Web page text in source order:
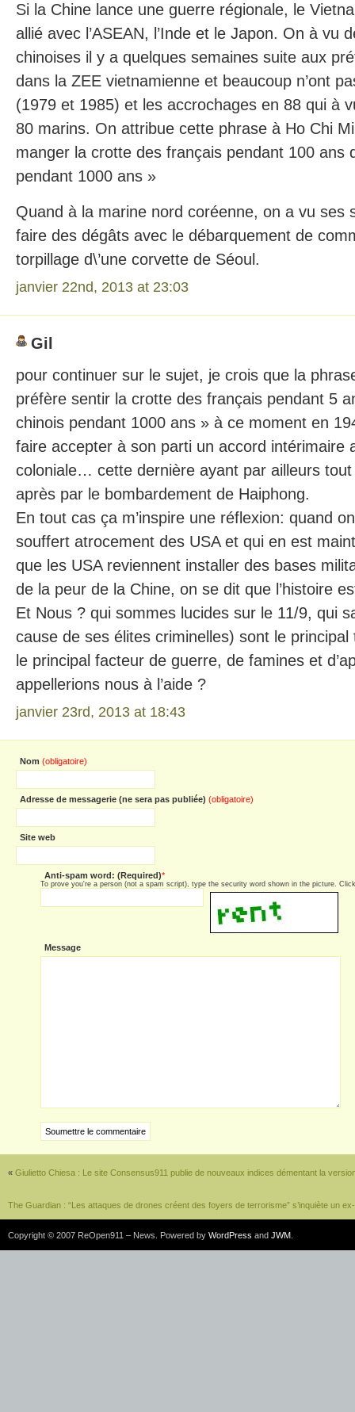
Si la Chine lance une guerre régionale, le
allié avec l’ASEAN, l’Inde et le Japon. On à vu
chinoises il y a quelques semaines suite aux
dans la ZEE vietnamienne et beaucoup n’ont
(1979 et 1985) et les accrochages en 88 qui à
80 marins. On attribue cette phrase à Ho Chi
manger la crotte des français pendant 100 ans
pendant 1000 ans »
Quand à la marine nord coréenne, on a vu ses
faire des dégâts avec le débarquement de
torpillage d\’une corvette de Séoul.
janvier 22nd, 2013 at 23:03
Gil
pour continuer sur le sujet, je crois que la
préfère sentir la crotte des français pendant 5
chinois pendant 1000 ans » à ce moment en
faire accepter à son parti un accord intérimaire
coloniale… cette dernière ayant par ailleurs
après par le bombardement de Haiphong.
En tout cas ça m’inspire une réflexion: quand
souffert atrocement des USA et qui en est
que les USA reviennent installer des bases
de la peur de la Chine, on se dit que l’histoire
Et Nous ? qui sommes lucides sur le 11/9, qui
cause de ses élites criminelles) sont le
le principal facteur de guerre, de famines et
appellerions nous à l’aide ?
janvier 23rd, 2013 at 18:43
Nom (obligatoire)
Adresse de messagerie (ne sera pas publiée) (obligatoire)
Site web
Anti-spam word: (Required)*
To prove you're a person (not a spam script), type the security word shown in the picture.
Message
« Giulietto Chiesa : Le site Consensus911 publie de nouveaux indices démentant la
The Guardian : “Les attaques de drones créent des foyers de terrorisme” s’inquiète un
Copyright © 2007 ReOpen911 – News. Powered by WordPress and JWM